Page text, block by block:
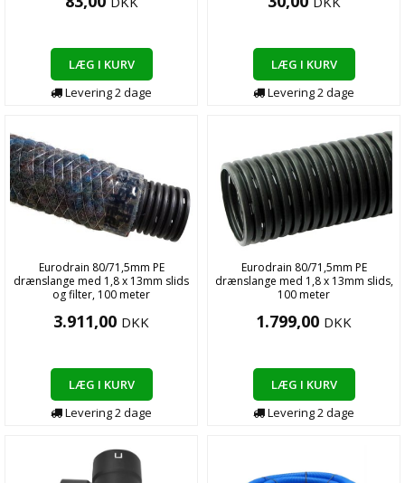
LÆG I KURV
Levering2dage
LÆG I KURV
Levering2dage
Eurodrain 80/71,5mm PE
drænslange med 1,8 x 13mm slids
og filter, 100 meter
3.911,00 DKK
LÆG I KURV
Levering2dage
Eurodrain 80/71,5mm PE
drænslange med 1,8 x 13mm slids,
100 meter
1.799,00 DKK
LÆG I KURV
Levering2dage